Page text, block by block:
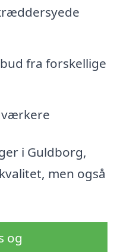
fra forskellige
i Guldborg,
men også
og